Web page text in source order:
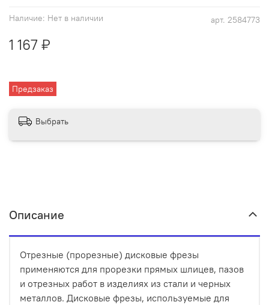
арт. 2584773
Наличие: Нет в наличии
Предзаказ
1 167 ₽
Выбрать
Описание
Отрезные (прорезные) дисковые фрезы
применяются для прорезки прямых шлицев, пазов
и отрезных работ в изделиях из стали и черных
металлов. Дисковые фрезы, используемые для